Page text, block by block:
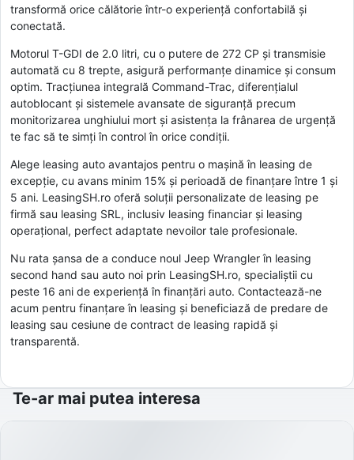
transformă orice călătorie într-o experiență confortabilă și
conectată.
Motorul T-GDI de 2.0 litri, cu o putere de 272 CP și transmisie
automată cu 8 trepte, asigură performanțe dinamice și consum
optim. Tracțiunea integrală Command-Trac, diferențialul
autoblocant și sistemele avansate de siguranță precum
monitorizarea unghiului mort și asistența la frânarea de urgență
te fac să te simți în control în orice condiții.
Alege leasing auto avantajos pentru o mașină în leasing de
excepție, cu avans minim 15% și perioadă de finanțare între 1 și
5 ani. LeasingSH.ro oferă soluții personalizate de leasing pe
firmă sau leasing SRL, inclusiv leasing financiar și leasing
operațional, perfect adaptate nevoilor tale profesionale.
Nu rata șansa de a conduce noul Jeep Wrangler în leasing
second hand sau auto noi prin LeasingSH.ro, specialiștii cu
peste 16 ani de experiență în finanțări auto. Contactează-ne
acum pentru finanțare în leasing și beneficiază de predare de
leasing sau cesiune de contract de leasing rapidă și
transparentă.
Te-ar mai putea interesa